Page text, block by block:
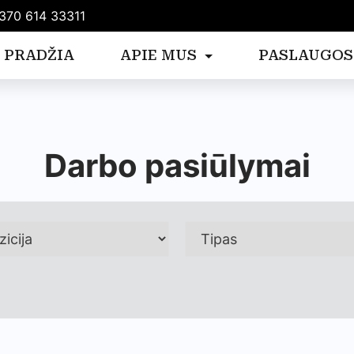
614 33311
PRADŽIA APIE MUS PASLAUGOS
Darbo pasiūlymai